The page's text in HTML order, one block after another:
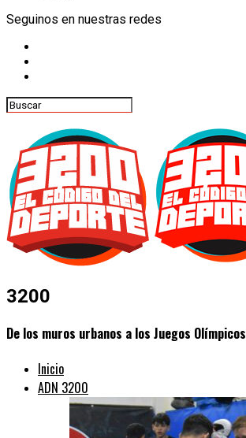
Seguinos en nuestras redes
3200
De los muros urbanos a los Juegos Olímpicos
Inicio
ADN 3200